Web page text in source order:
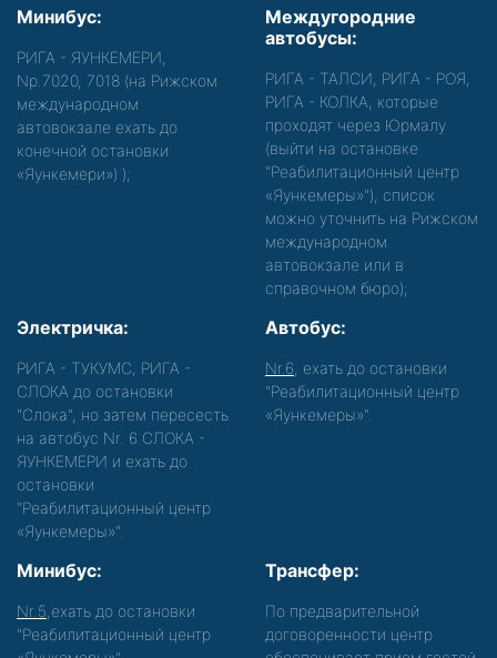
Минибус:
РИГА - ЯУНКЕМЕРИ,
Nр.7020, 7018 (на Рижском
международном
автовокзале ехать до
конечной остановки
«Яункемери») );
Междугородние
автобусы:
РИГА - ТАЛСИ, РИГА - РОЯ,
РИГА - КОЛКА, которые
проходят через Юрмалу
(выйти на остановке
"Реабилитационный центр
«Яункемеры»"), список
можно уточнить на Рижском
международном
автовокзале или в
справочном бюро);
Электричка:
РИГА - ТУКУМС, РИГА -
СЛОКА до остановки
"Слока", но затем пересесть
на автобус Nr. 6 СЛОКА -
ЯУНКЕМЕРИ и ехать до
остановки
"Реабилитационный центр
«Яункемеры»".
Автобус:
Nr.6 , ехать до остановки
"Реабилитационный центр
«Яункемеры»".
Минибус:
Nr.5 ,ехать до остановки
"Реабилитационный центр
Трансфер:
По предварительной
договоренности центр